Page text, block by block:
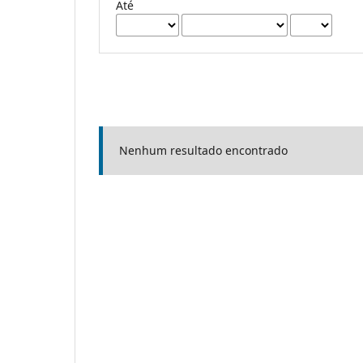
Até
Nenhum resultado encontrado